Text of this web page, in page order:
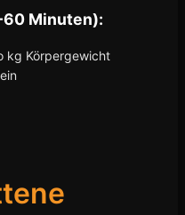
60 Minuten):
kg Körpergewicht